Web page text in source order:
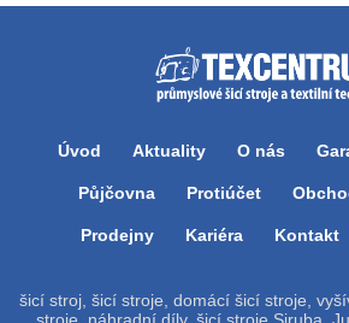
Úvod Aktuality O nás
Půjčovna Protiúčet
Prodejny Kariéra Kontakt
šicí stroj, šicí stroje, domácí šicí stroje,
stroje, náhradní díly, šicí stroje Siruba,